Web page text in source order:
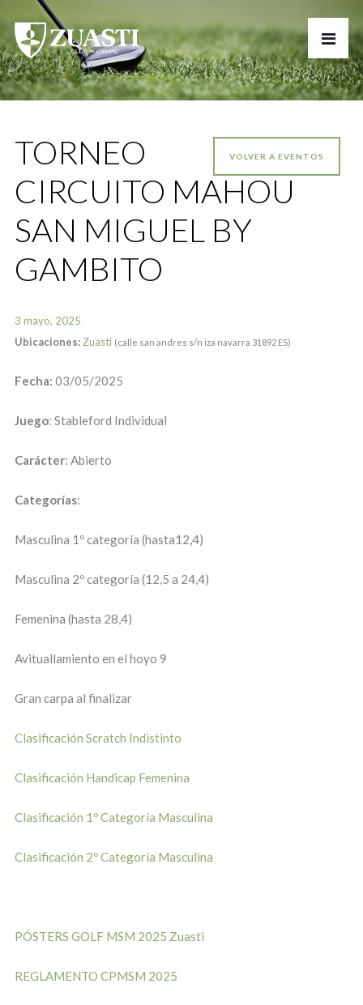
VOLVER A EVENTOS
TORNEO
CIRCUITO MAHOU
SAN MIGUEL BY
GAMBITO
3 mayo, 2025
Ubicaciones: Zuasti (calle san andres s/n iza navarra 31892 ES)
Fecha: 03/05/2025
Juego: Stableford Individual
Carácter: Abierto
Categorías:
Masculina 1º categoría (hasta12,4)
Masculina 2º categoría (12,5 a 24,4)
Femenina (hasta 28,4)
Avituallamiento en el hoyo 9
Gran carpa al finalizar
Clasificación Scratch Indistinto
Clasificación Handicap Femenina
Clasificación 1º Categoría Masculina
Clasificación 2º Categoría Masculina
PÓSTERS GOLF MSM 2025 Zuasti
REGLAMENTO CPMSM 2025